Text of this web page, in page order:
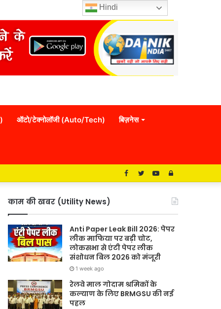
ऑटो/टेक्नोलॉजी (Auto/Tech) बिज़नेस
Log
YouTube
Twitter
Facebook
काम की खबर (Utility News)
Anti Paper Leak Bill 2026: पेपर
लीक माफिया पर बड़ी चोट,
लोकसभा से एंटी पेपर लीक
संशोधन बिल 2026 को मंजूरी
1 week ago
रेलवे माल गोदाम श्रमिकों के
कल्याण के लिए BRMGSU की नई
पहल
Hindi